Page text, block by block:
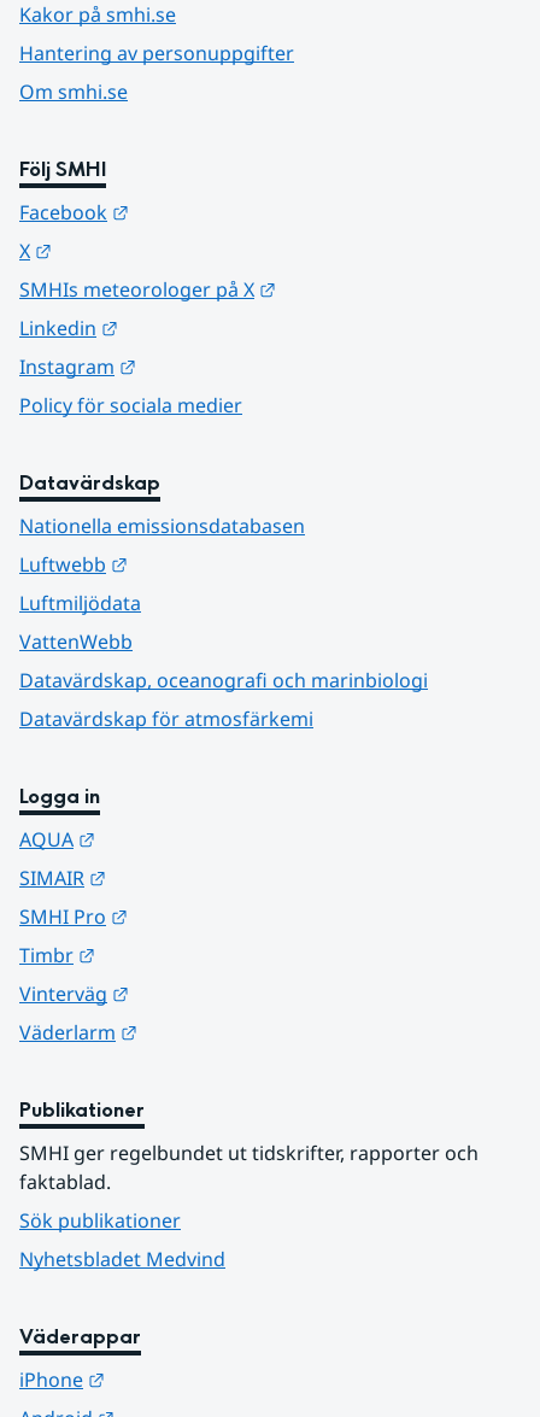
Kakor på smhi.se
Hantering av personuppgifter
Om smhi.se
Följ SMHI
Facebook
X
SMHIs meteorologer på X
Linkedin
Instagram
Policy för sociala medier
Datavärdskap
Nationella emissionsdatabasen
Luftwebb
Luftmiljödata
VattenWebb
Datavärdskap, oceanografi och marinbiologi
Datavärdskap för atmosfärkemi
Logga in
AQUA
SIMAIR
SMHI Pro
Timbr
Vinterväg
Väderlarm
Publikationer
SMHI ger regelbundet ut tidskrifter, rapporter och
faktablad.
Sök publikationer
Nyhetsbladet Medvind
Väderappar
iPhone